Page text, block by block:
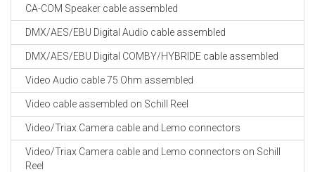
CA-COM Speaker cable assembled
DMX/AES/EBU Digital Audio cable assembled
DMX/AES/EBU Digital COMBY/HYBRIDE cable assembled
Video Audio cable 75 Ohm assembled
Video cable assembled on Schill Reel
Video/Triax Camera cable and Lemo connectors
Video/Triax Camera cable and Lemo connectors on Schill
Reel